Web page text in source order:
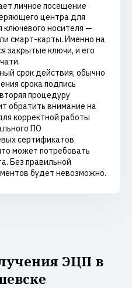
личное посещение
центра для
ключевого носителя —
смарт-карты. Именно на
закрытые ключи, и его
срок действия, обычно
срока подпись
процедуру
обратить внимание на
корректной работы
ПО
сертификатов
может потребовать
Без правильной
будет невозможно.
ЭЦП в